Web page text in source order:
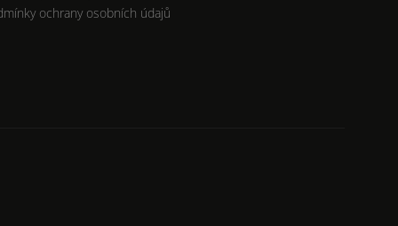
ochrany osobních údajů